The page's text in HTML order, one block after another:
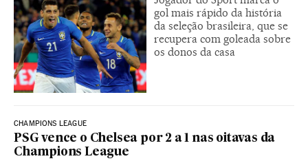
gol mais rápido da história
da seleção brasileira, que se
recupera com goleada sobre
os donos da casa
CHAMPIONS LEAGUE
PSG vence o Chelsea por 2 a 1 nas oitavas da
Champions League